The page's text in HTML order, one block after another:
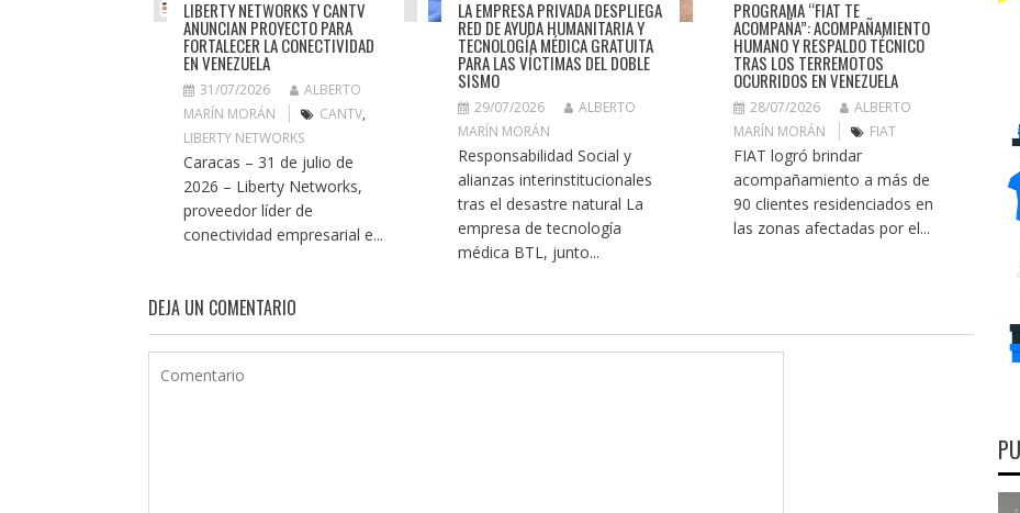
LIBERTY NETWORKS Y CANTV
ANUNCIAN PROYECTO PARA
FORTALECER LA CONECTIVIDAD
EN VENEZUELA
31/07/2026
ALBERTO
MARÍN MORÁN
CANTV,
LIBERTY NETWORKS
Caracas – 31 de julio de
2026 – Liberty Networks,
proveedor líder de
conectividad empresarial e...
LA EMPRESA PRIVADA DESPLIEGA
RED DE AYUDA HUMANITARIA Y
TECNOLOGÍA MÉDICA GRATUITA
PARA LAS VÍCTIMAS DEL DOBLE
SISMO
29/07/2026
ALBERTO
MARÍN MORÁN
Responsabilidad Social y
alianzas interinstitucionales
tras el desastre natural La
empresa de tecnología
médica BTL, junto...
PROGRAMA “FIAT TE
ACOMPAÑA”: ACOMPAÑAMIENTO
HUMANO Y RESPALDO TÉCNICO
TRAS LOS TERREMOTOS
OCURRIDOS EN VENEZUELA
28/07/2026
ALBERTO
MARÍN MORÁN
FIAT
FIAT logró brindar
acompañamiento a más de
90 clientes residenciados en
las zonas afectadas por el...
DEJA UN COMENTARIO